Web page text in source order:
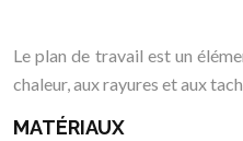
Le plan de travail est un
chaleur, aux rayures et aux
MATÉRIAUX